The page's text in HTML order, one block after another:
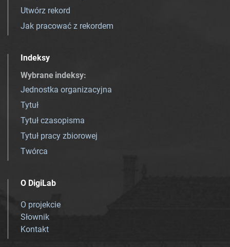
Utwórz rekord
Jak pracować z rekordem
Indeksy
Wybrane indeksy:
Jednostka organizacyjna
Tytuł
Tytuł czasopisma
Tytuł pracy zbiorowej
Twórca
O DigiLab
O projekcie
Słownik
Kontakt